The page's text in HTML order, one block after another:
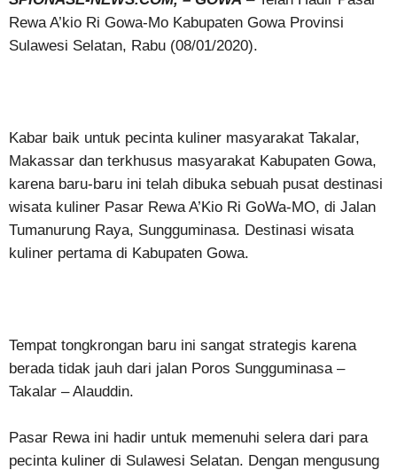
Rewa A’kio Ri Gowa-Mo Kabupaten Gowa Provinsi
Sulawesi Selatan, Rabu (08/01/2020).
Kabar baik untuk pecinta kuliner masyarakat Takalar,
Makassar dan terkhusus masyarakat Kabupaten Gowa,
karena baru-baru ini telah dibuka sebuah pusat destinasi
wisata kuliner Pasar Rewa A’Kio Ri GoWa-MO, di Jalan
Tumanurung Raya, Sungguminasa. Destinasi wisata
kuliner pertama di Kabupaten Gowa.
Tempat tongkrongan baru ini sangat strategis karena
berada tidak jauh dari jalan Poros Sungguminasa –
Takalar – Alauddin.
Pasar Rewa ini hadir untuk memenuhi selera dari para
pecinta kuliner di Sulawesi Selatan. Dengan mengusung